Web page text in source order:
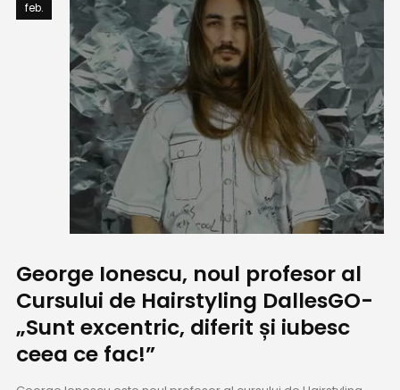
feb.
George Ionescu, noul profesor al
Cursului de Hairstyling DallesGO-
„Sunt excentric, diferit și iubesc
ceea ce fac!”